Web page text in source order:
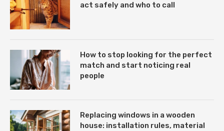
act safely and who to call
How to stop looking for the perfect
match and start noticing real
people
Replacing windows in a wooden
house: installation rules, material